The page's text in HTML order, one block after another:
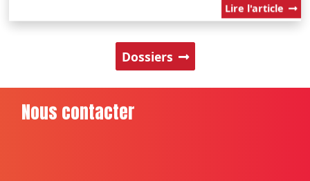
Lire l'article
Dossiers
Nous contacter